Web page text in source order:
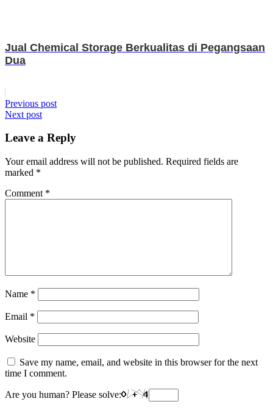
Jual Chemical Storage Berkualitas di Pegangsaan
Dua
Post
navigation
Previous post
Next post
Leave a Reply
Your email address will not be published. Required fields are
marked *
Comment *
Name *
Email *
Website
Save my name, email, and website in this browser for the next
time I comment.
Are you human? Please solve: